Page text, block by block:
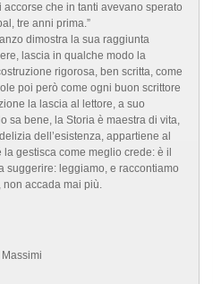
che in tanti avevano sperato
tre anni prima.”
dimostra la sua raggiunta
lascia in qualche modo la
rigorosa, ben scritta, come
poi però come ogni buon scrittore
la lascia al lettore, a suo
sa bene, la Storia è maestra di vita,
dell’esistenza, appartiene al
gestisca come meglio crede: è il
suggerire: leggiamo, e raccontiamo
non accada mai più.